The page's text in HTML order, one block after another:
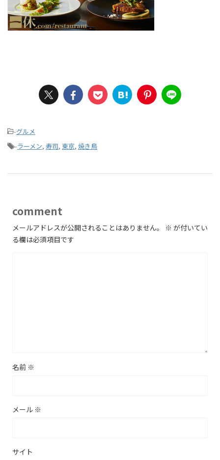
-グルメ
-ラーメン, 寿司, 東京, 焼き鳥
comment
メールアドレスが公開されることはありません。 ※ が付いてい
る欄は必須項目です
名前 ※
メール ※
サイト